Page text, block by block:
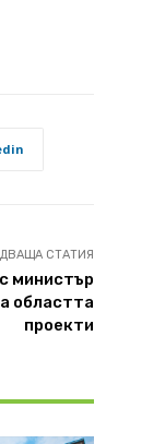
СТАТИЯ
министър
областта
проекти